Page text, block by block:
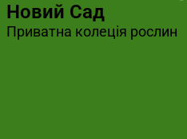
Новий Сад
Приватна колеція рослин